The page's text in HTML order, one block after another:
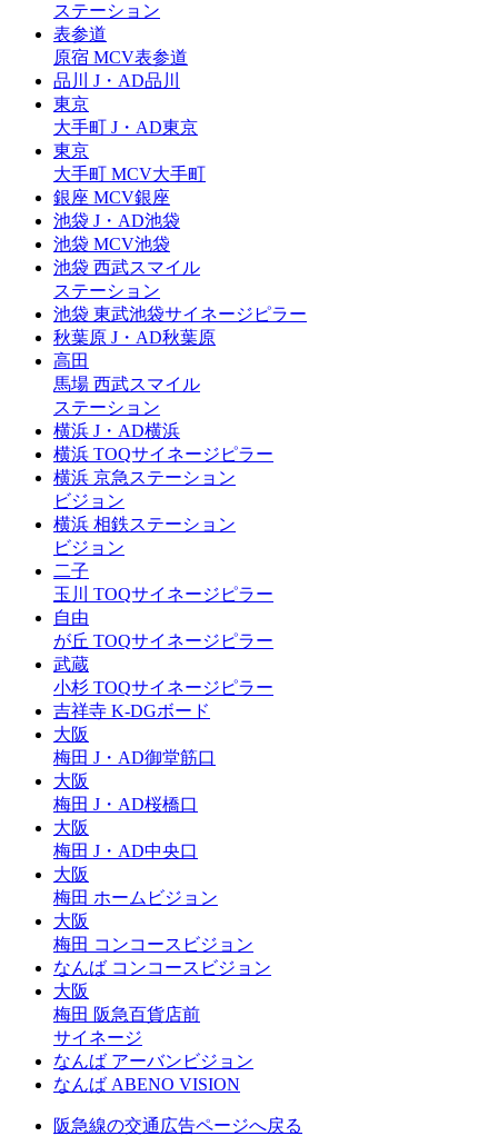
ステーション
表参道
原宿 MCV表参道
品川 J・AD品川
東京
大手町
J・AD東京
東京
大手町
MCV大手町
銀座 MCV銀座
池袋 J・AD池袋
池袋 MCV池袋
池袋 西武スマイル
ステーション
池袋 東武池袋サイネージピラー
秋葉原 J・AD秋葉原
高田
馬場 西武スマイル
ステーション
横浜 J・AD横浜
横浜 TOQサイネージピラー
横浜 京急ステーション
ビジョン
横浜 相鉄ステーション
ビジョン
二子
玉川 TOQサイネージピラー
自由
が丘 TOQサイネージピラー
武蔵
小杉 TOQサイネージピラー
吉祥寺 K-DGボード
大阪
梅田 J・AD御堂筋口
大阪
梅田 J・AD桜橋口
大阪
梅田 J・AD中央口
大阪
梅田 ホームビジョン
大阪
梅田 コンコースビジョン
なんば コンコースビジョン
大阪
梅田 阪急百貨店前
サイネージ
なんば アーバンビジョン
なんば ABENO VISION
阪急線の交通広告ページへ戻る